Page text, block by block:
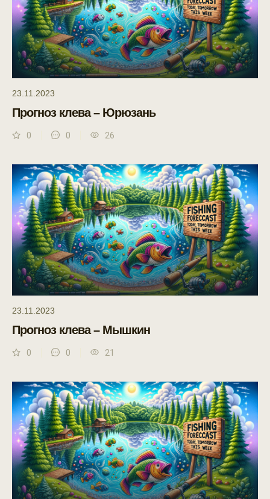
23.11.2023
Прогноз клева – Юрюзань
0 0 26
23.11.2023
Прогноз клева – Мышкин
0 0 21